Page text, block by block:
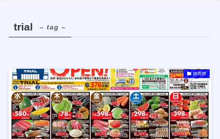
trial – tag –
静岡県